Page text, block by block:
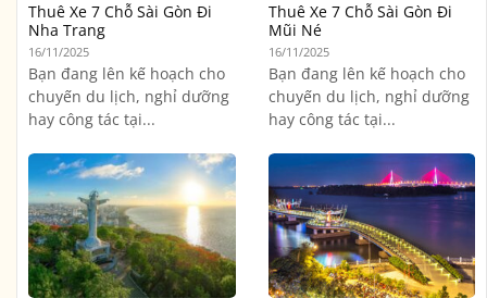
Thuê Xe 7 Chỗ Sài Gòn Đi
Nha Trang
16/11/2025
Bạn đang lên kế hoạch cho
chuyến du lịch, nghỉ dưỡng
hay công tác tại...
Thuê Xe 7 Chỗ Sài Gòn Đi
Mũi Né
16/11/2025
Bạn đang lên kế hoạch cho
chuyến du lịch, nghỉ dưỡng
hay công tác tại...